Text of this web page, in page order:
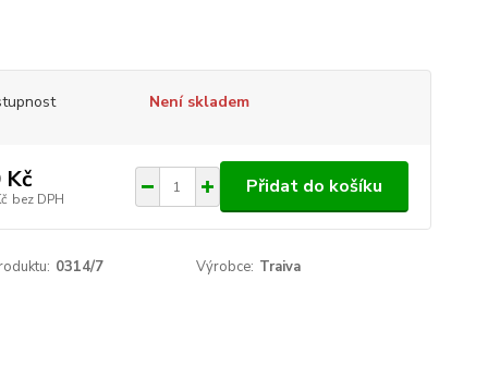
Není skladem
Kč
bez DPH
Přidat do košíku
0314/7 Výrobce: Traiva